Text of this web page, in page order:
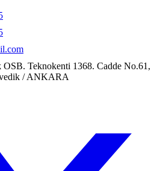
OSB. Teknokenti 1368. Cadde No.61,
/ ANKARA